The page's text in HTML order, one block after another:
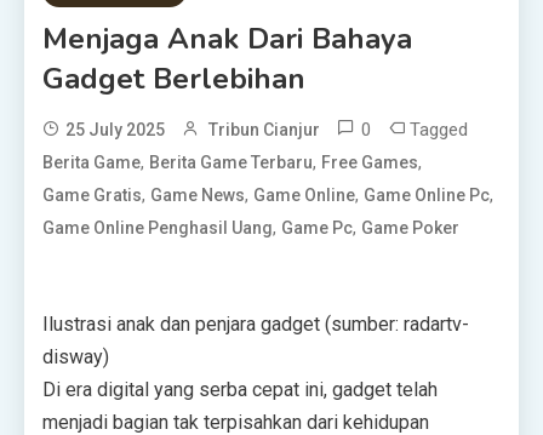
Menjaga Anak Dari Bahaya
Gadget Berlebihan
25 July 2025 Tribun Cianjur 0 Tagged
Berita Game, Berita Game Terbaru, Free Games,
Game Gratis, Game News, Game Online, Game Online Pc,
Game Online Penghasil Uang, Game Pc, Game Poker
Ilustrasi anak dan penjara gadget (sumber: radartv-
disway)
Di era digital yang serba cepat ini, gadget telah
menjadi bagian tak terpisahkan dari kehidupan